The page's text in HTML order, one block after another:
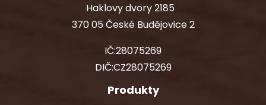
Haklovy dvory 2185
370 05 České Budějovice 2
IČ:28075269
DIČ:CZ28075269
Produkty